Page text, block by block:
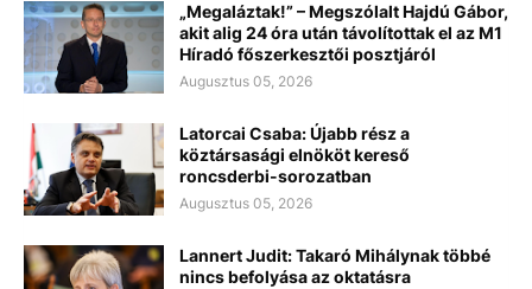
„Megaláztak!” – Megszólalt Hajdú Gábor,
akit alig 24 óra után távolítottak el az M1
Híradó főszerkesztői posztjáról
Augusztus 05, 2026
Latorcai Csaba: Újabb rész a
köztársasági elnököt kereső
roncsderbi-sorozatban
Augusztus 05, 2026
Lannert Judit: Takaró Mihálynak többé
nincs befolyása az oktatásra